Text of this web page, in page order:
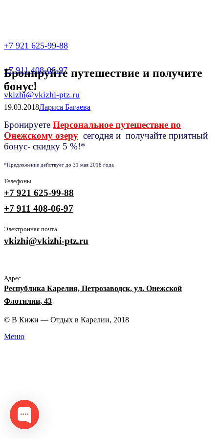
+7 921 625-99-88
+7 911 408-06-97
vkizhi@vkizhi-ptz.ru
Бронируйте путешествие и получите
бонус!
19.03.2018Лариса Багаева
Бронируете Персональное путешествие по
Онежскому озеру сегодня и получайте приятный
бонус- скидку 5 %!*
*Предложение действует до 31 мая 2018 года
Телефоны
+7 921 625-99-88
+7 911 408-06-97
Электронная почта
vkizhi@vkizhi-ptz.ru
Адрес
Республика Карелия, Петрозаводск, ул. Онежской
Флотилии, 43
© В Кижи — Отдых в Карелии, 2018
Меню